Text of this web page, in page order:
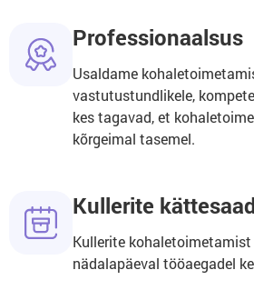
Professionaalsus
Usaldame
vastutustundlikele,
kes tagavad, et
kõrgeimal tasemel.
Kullerite
Kullerite
nädalapäeval tööaegadel